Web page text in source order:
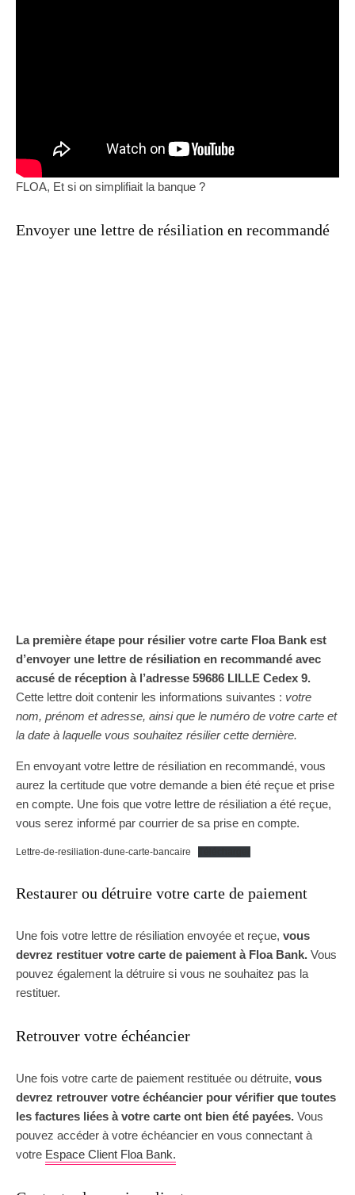
FLOA, Et si on simplifiait la banque ?
Envoyer une lettre de résiliation en recommandé
La première étape pour résilier votre carte Floa Bank est
d’envoyer une lettre de résiliation en recommandé avec
accusé de réception à l’adresse 59686 LILLE Cedex 9.
Cette lettre doit contenir les informations suivantes : votre
nom, prénom et adresse, ainsi que le numéro de votre carte et
la date à laquelle vous souhaitez résilier cette dernière.
En envoyant votre lettre de résiliation en recommandé, vous
aurez la certitude que votre demande a bien été reçue et prise
en compte. Une fois que votre lettre de résiliation a été reçue,
vous serez informé par courrier de sa prise en compte.
Lettre-de-resiliation-dune-carte-bancaire
Restaurer ou détruire votre carte de paiement
Une fois votre lettre de résiliation envoyée et reçue, vous
devrez restituer votre carte de paiement à Floa Bank. Vous
pouvez également la détruire si vous ne souhaitez pas la
restituer.
Retrouver votre échéancier
Une fois votre carte de paiement restituée ou détruite, vous
devrez retrouver votre échéancier pour vérifier que toutes
les factures liées à votre carte ont bien été payées. Vous
pouvez accéder à votre échéancier en vous connectant à
votre Espace Client Floa Bank.